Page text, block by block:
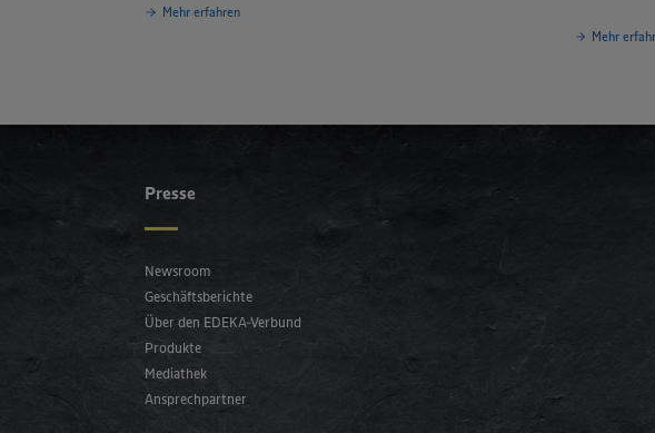
Mehr erfahren
Mehr
Presse
Newsroom
Geschäftsberichte
Über den EDEKA-Verbund
Produkte
Mediathek
Ansprechpartner